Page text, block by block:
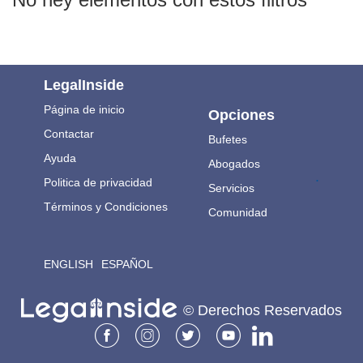
LegalInside
Página de inicio
Contactar
Ayuda
Politica de privacidad
Términos y Condiciones
ENGLISH ESPAÑOL
Opciones
Bufetes
Abogados
Servicios
Comunidad
.
© Derechos Reservados